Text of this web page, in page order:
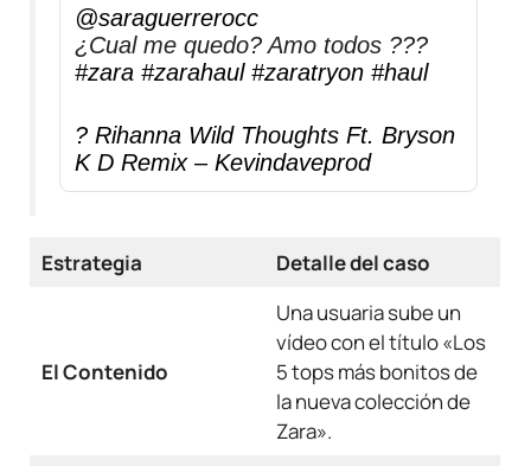
@saraguerrerocc
¿Cual me quedo? Amo todos ???
#zara #zarahaul #zaratryon #haul
? Rihanna Wild Thoughts Ft. Bryson
K D Remix – Kevindaveprod
Estrategia Detalle del caso
El Contenido
Una usuaria sube un
vídeo con el título «Los
5 tops más bonitos de
la nueva colección de
Zara».